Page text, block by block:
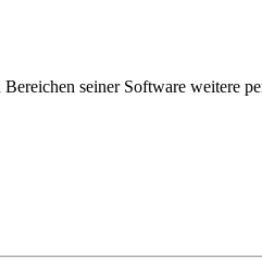
seiner Software weitere